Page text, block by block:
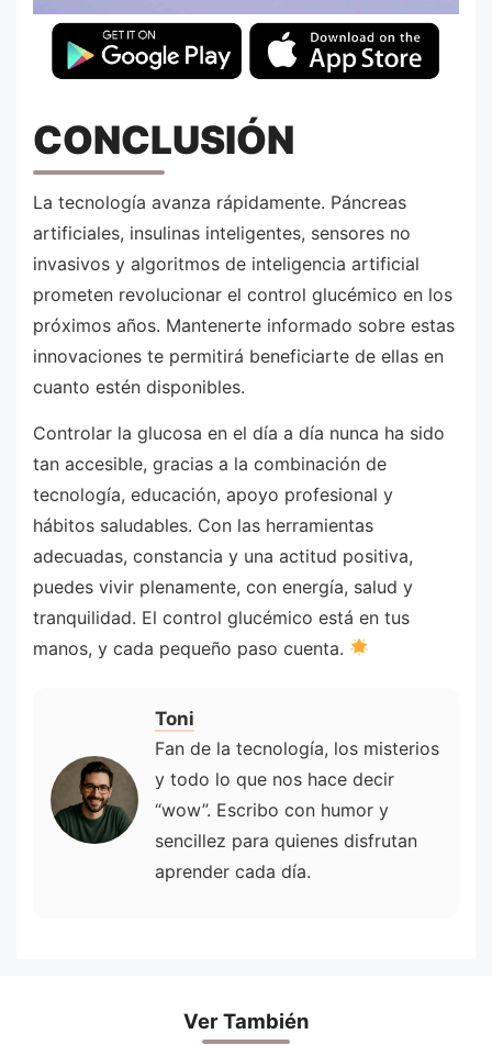
CONCLUSIÓN
La tecnología avanza rápidamente. Páncreas
artificiales, insulinas inteligentes, sensores no
invasivos y algoritmos de inteligencia artificial
prometen revolucionar el control glucémico en los
próximos años. Mantenerte informado sobre estas
innovaciones te permitirá beneficiarte de ellas en
cuanto estén disponibles.
Controlar la glucosa en el día a día nunca ha sido
tan accesible, gracias a la combinación de
tecnología, educación, apoyo profesional y
hábitos saludables. Con las herramientas
adecuadas, constancia y una actitud positiva,
puedes vivir plenamente, con energía, salud y
tranquilidad. El control glucémico está en tus
manos, y cada pequeño paso cuenta.
Toni
Fan de la tecnología, los misterios
y todo lo que nos hace decir
“wow”. Escribo con humor y
sencillez para quienes disfrutan
aprender cada día.
Ver También